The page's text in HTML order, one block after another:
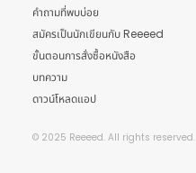
คำถามที่พบบ่อย
สมัครเป็นนักเขียนกับ Reeeed
ขั้นตอนการสั่งซื้อหนังสือ
บทความ
ดาวน์โหลดแอป
© 2025 Reeeed. All rights reserved.